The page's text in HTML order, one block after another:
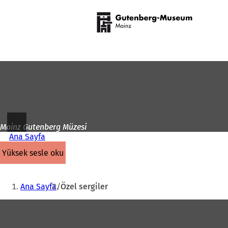
Mainz Gutenberg Müzesi
Ana Sayfa
yüksek sesle oku
Buradasınız:
Ana Sayfa Özel sergiler